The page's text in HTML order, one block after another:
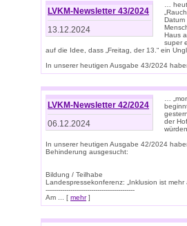
LVKM-Newsletter 43/2024
13.12.2024
…
Datum
Haus
super
auf die Idee, dass „Freitag, der 13.“ ein
In unserer heutigen Ausgabe 43/2024
LVKM-Newsletter 42/2024
06.12.2024
…
der
In unserer heutigen Ausgabe 42/2024
Behinderung ausgesucht:
Bildung / Teilhabe
Landespressekonferenz: „Inklusion ist mehr
-------------------------------------------
Am ... [ mehr]